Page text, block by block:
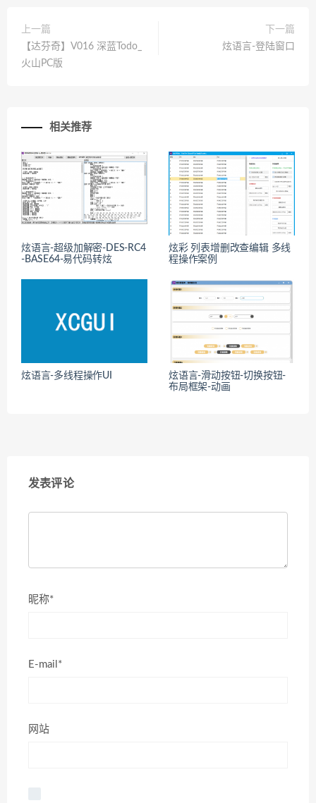
上一篇
【达芬奇】V016 深蓝Todo_
火山PC版
下一篇
炫语言-登陆窗口
相关推荐
炫语言-超级加解密-DES-RC4
-BASE64-易代码转炫
炫彩 列表增删改查编辑 多线
程操作案例
炫语言-多线程操作UI
炫语言-滑动按钮-切换按钮-
布局框架-动画
发表评论
昵称*
E-mail*
网站